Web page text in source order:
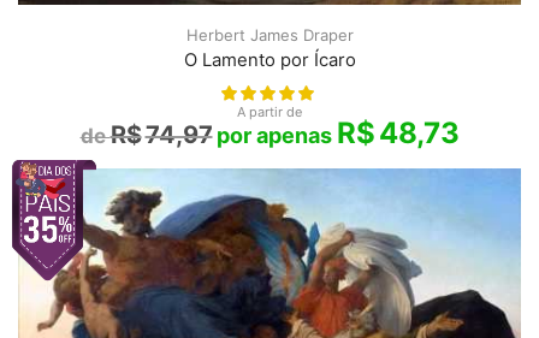
Herbert James Draper
O Lamento por Ícaro
A partir de
R$74,97 R$48,73